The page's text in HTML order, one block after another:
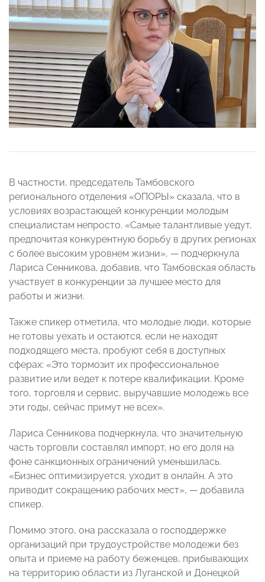
В частности, председатель Тамбовского
регионального отделения «ОПОРЫ» сказала, что в
условиях возрастающей конкуренции молодым
специалистам непросто. «Самые талантливые уедут,
предпочитая конкурентную борьбу в других регионах
с более высоким уровнем жизни», — подчеркнула
Лариса Сенникова, добавив, что Тамбовская область
участвует в конкуренции за лучшее место для
работы и жизни.
Также спикер отметила, что молодые люди, которые
не готовы уехать и остаются, если не находят
подходящего места, пробуют себя в доступных
сферах: «Это тормозит их профессиональное
развитие или ведет к потере квалификации. Кроме
того, торговля и сервис, выручавшие молодежь все
эти годы, сейчас примут не всех».
Лариса Сенникова подчеркнула, что значительную
часть торговли составлял импорт, но его доля на
фоне санкционных ограничений уменьшилась.
«Бизнес оптимизируется, уходит в онлайн. А это
приводит сокращению рабочих мест», — добавила
спикер.
Помимо этого, она рассказала о господдержке
организаций при трудоустройстве молодежи без
опыта и приеме на работу беженцев, прибывающих
на территорию области из Луганской и Донецкой